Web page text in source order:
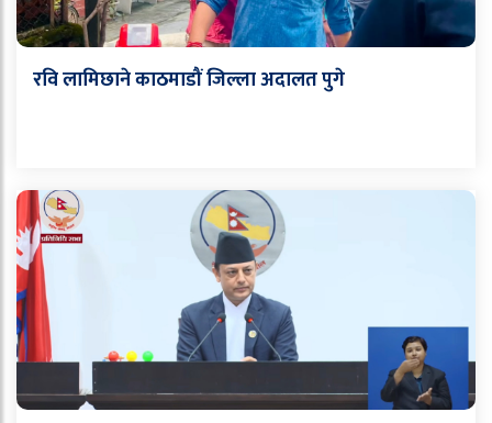
रवि लामिछाने काठमाडौं जिल्ला अदालत पुगे